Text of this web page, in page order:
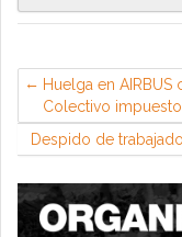
Huelga en
Colectivo
Despido de